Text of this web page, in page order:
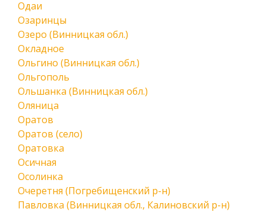
Одаи
Озаринцы
Озеро (Винницкая обл.)
Окладное
Ольгино (Винницкая обл.)
Ольгополь
Ольшанка (Винницкая обл.)
Оляница
Оратов
Оратов (село)
Оратовка
Осичная
Осолинка
Очеретня (Погребищенский р-н)
Павловка (Винницкая обл., Калиновский р-н)